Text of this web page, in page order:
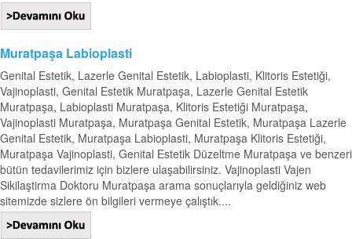
Muratpaşa Labioplasti
Genital Estetik, Lazerle Genital Estetik, Labioplasti, Klitoris Estetiği,
Vajinoplasti, Genital Estetik Muratpaşa, Lazerle Genital Estetik
Muratpaşa, Labioplasti Muratpaşa, Klitoris Estetiği Muratpaşa,
Vajinoplasti Muratpaşa, Muratpaşa Genital Estetik, Muratpaşa Lazerle
Genital Estetik, Muratpaşa Labioplasti, Muratpaşa Klitoris Estetiği,
Muratpaşa Vajinoplasti, Genital Estetik Düzeltme Muratpaşa ve benzeri
bütün tedavilerimiz için bizlere ulaşabilirsiniz. Vajinoplasti Vajen
Sikilaştirma Doktoru Muratpaşa arama sonuçlarıyla geldiğiniz web
sitemizde sizlere ön bilgileri vermeye çalıştık....